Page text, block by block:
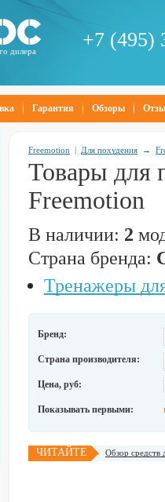
дилера
+7 (495)
Гарантия Обзоры
Freemotion | Для похудения →
Товары для
Freemotion
В наличии: 2
Страна бренда:
Тренажеры
Бренд:
Страна производителя:
Цена, руб:
Показывать первыми:
ЧИТАЙТЕ Обзор средств